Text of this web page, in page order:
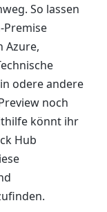
So lassen
Premise
Azure,
odere andere
noch
könnt ihr
Hub